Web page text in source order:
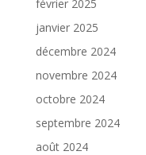
février 2025
janvier 2025
décembre 2024
novembre 2024
octobre 2024
septembre 2024
août 2024